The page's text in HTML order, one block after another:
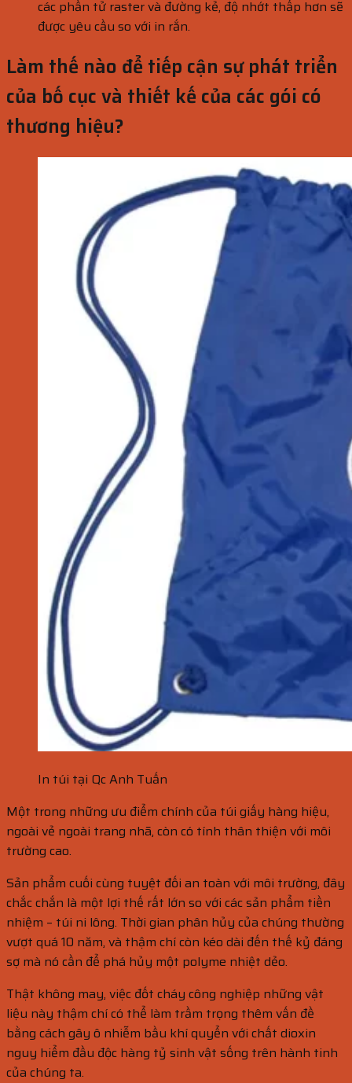
các phần tử raster và đường kẻ, độ nhớt thấp hơn sẽ
được yêu cầu so với in rắn.
Làm thế nào để tiếp cận sự phát triển
của bố cục và thiết kế của các gói có
thương hiệu?
In túi tại Qc Anh Tuấn
Một trong những ưu điểm chính của túi giấy hàng hiệu,
ngoài vẻ ngoài trang nhã, còn có tính thân thiện với môi
trường cao.
Sản phẩm cuối cùng tuyệt đối an toàn với môi trường, đây
chắc chắn là một lợi thế rất lớn so với các sản phẩm tiền
nhiệm – túi ni lông. Thời gian phân hủy của chúng thường
vượt quá 10 năm, và thậm chí còn kéo dài đến thế kỷ đáng
sợ mà nó cần để phá hủy một polyme nhiệt dẻo.
Thật không may, việc đốt cháy công nghiệp những vật
liệu này thậm chí có thể làm trầm trọng thêm vấn đề
bằng cách gây ô nhiễm bầu khí quyển với chất dioxin
nguy hiểm đầu độc hàng tỷ sinh vật sống trên hành tinh
của chúng ta.